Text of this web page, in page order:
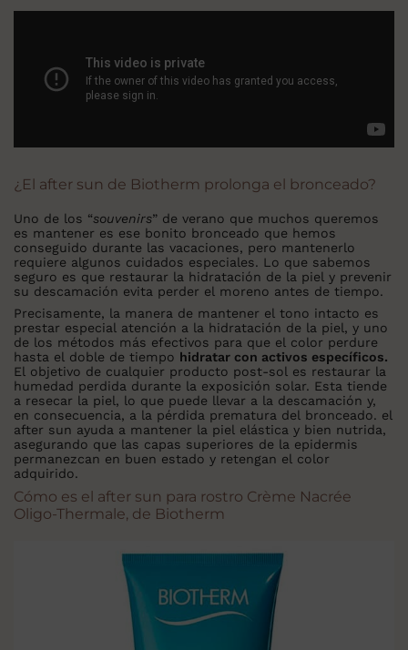
¿El after sun de Biotherm prolonga el bronceado?
Uno de los “souvenirs” de verano que muchos queremos
es mantener es ese bonito bronceado que hemos
conseguido durante las vacaciones, pero mantenerlo
requiere algunos cuidados especiales. Lo que sabemos
seguro es que restaurar la hidratación de la piel y prevenir
su descamación evita perder el moreno antes de tiempo.
Precisamente, la manera de mantener el tono intacto es
prestar especial atención a la hidratación de la piel, y uno
de los métodos más efectivos para que el color perdure
hasta el doble de tiempo hidratar con activos específicos.
El objetivo de cualquier producto post-sol es restaurar la
humedad perdida durante la exposición solar. Esta tiende
a resecar la piel, lo que puede llevar a la descamación y,
en consecuencia, a la pérdida prematura del bronceado. el
after sun ayuda a mantener la piel elástica y bien nutrida,
asegurando que las capas superiores de la epidermis
permanezcan en buen estado y retengan el color
adquirido.
Cómo es el after sun para rostro Crème Nacrée
Oligo-Thermale, de Biotherm